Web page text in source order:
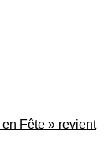
Fête » revient